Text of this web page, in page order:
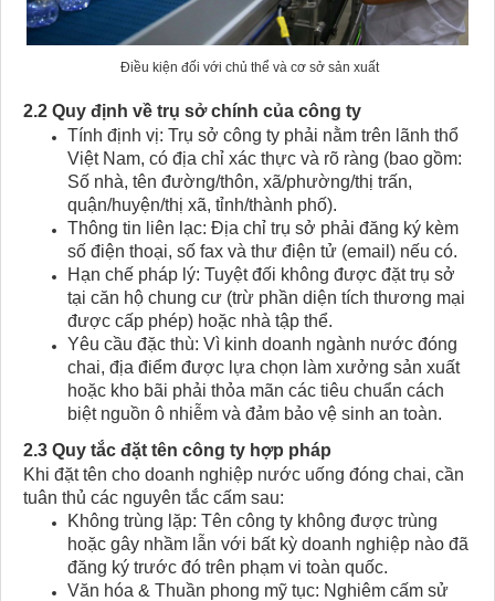
Điều kiện đối với chủ thể và cơ sở sản xuất
2.2 Quy định về trụ sở chính của công ty
Tính định vị: Trụ sở công ty phải nằm trên lãnh thổ
Việt Nam, có địa chỉ xác thực và rõ ràng (bao gồm:
Số nhà, tên đường/thôn, xã/phường/thị trấn,
quận/huyện/thị xã, tỉnh/thành phố).
Thông tin liên lạc: Địa chỉ trụ sở phải đăng ký kèm
số điện thoại, số fax và thư điện tử (email) nếu có.
Hạn chế pháp lý: Tuyệt đối không được đặt trụ sở
tại căn hộ chung cư (trừ phần diện tích thương mại
được cấp phép) hoặc nhà tập thể.
Yêu cầu đặc thù: Vì kinh doanh ngành nước đóng
chai, địa điểm được lựa chọn làm xưởng sản xuất
hoặc kho bãi phải thỏa mãn các tiêu chuẩn cách
biệt nguồn ô nhiễm và đảm bảo vệ sinh an toàn.
2.3 Quy tắc đặt tên công ty hợp pháp
Khi đặt tên cho doanh nghiệp nước uống đóng chai, cần
tuân thủ các nguyên tắc cấm sau:
Không trùng lặp: Tên công ty không được trùng
hoặc gây nhầm lẫn với bất kỳ doanh nghiệp nào đã
đăng ký trước đó trên phạm vi toàn quốc.
Văn hóa & Thuần phong mỹ tục: Nghiêm cấm sử